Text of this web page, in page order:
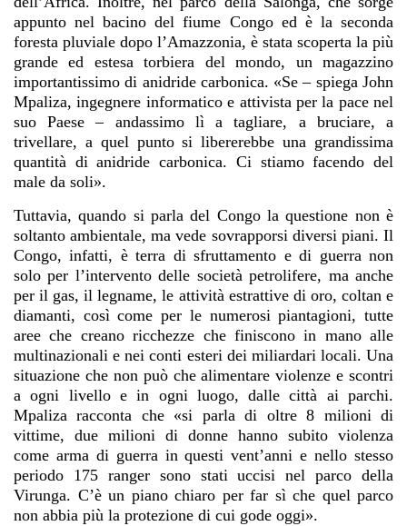
appunto nel bacino del fiume Congo ed è la seconda
foresta pluviale dopo l’Amazzonia, è stata scoperta la più
grande ed estesa torbiera del mondo, un magazzino
importantissimo di anidride carbonica. «Se – spiega John
Mpaliza, ingegnere informatico e attivista per la pace nel
suo Paese – andassimo lì a tagliare, a bruciare, a
trivellare, a quel punto si libererebbe una grandissima
quantità di anidride carbonica. Ci stiamo facendo del
male da soli».
Tuttavia, quando si parla del Congo la questione non è
soltanto ambientale, ma vede sovrapporsi diversi piani. Il
Congo, infatti, è terra di sfruttamento e di guerra non
solo per l’intervento delle società petrolifere, ma anche
per il gas, il legname, le attività estrattive di oro, coltan e
diamanti, così come per le numerosi piantagioni, tutte
aree che creano ricchezze che finiscono in mano alle
multinazionali e nei conti esteri dei miliardari locali. Una
situazione che non può che alimentare violenze e scontri
a ogni livello e in ogni luogo, dalle città ai parchi.
Mpaliza racconta che «si parla di oltre 8 milioni di
vittime, due milioni di donne hanno subito violenza
come arma di guerra in questi vent’anni e nello stesso
periodo 175 ranger sono stati uccisi nel parco della
Virunga. C’è un piano chiaro per far sì che quel parco
non abbia più la protezione di cui gode oggi».